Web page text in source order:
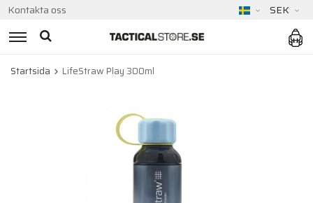
Kontakta oss SEK
Startsida LifeStraw Play 300ml